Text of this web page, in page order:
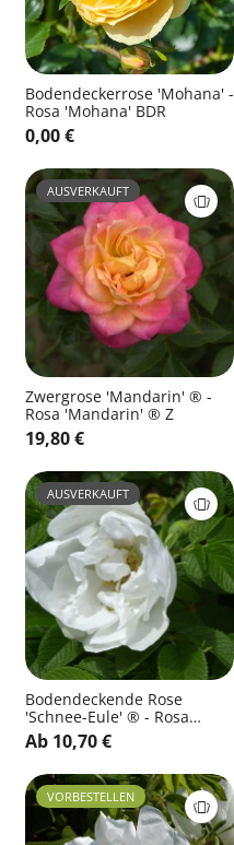
Bodendeckerrose 'Mohana' -
Rosa 'Mohana' BDR
0,00 €
AUSVERKAUFT
Zwergrose 'Mandarin' ® -
Rosa 'Mandarin' ® Z
19,80 €
AUSVERKAUFT
Bodendeckende Rose
'Schnee-Eule' ® - Rosa
rugosa 'Schnee-Eule' ® BDR
Ab 10,70 €
VORBESTELLEN